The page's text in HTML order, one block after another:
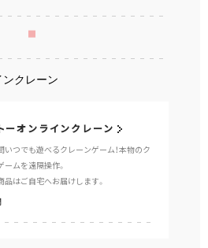
ンクレーン
ーオンラインクレーン
いつでも遊べるクレーンゲーム！本物のク
ームを遠隔操作。
品はご自宅へお届けします。